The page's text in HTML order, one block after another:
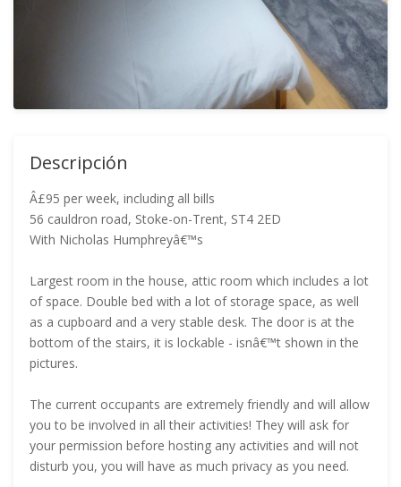
Descripción
Â£95 per week, including all bills
56 cauldron road, Stoke-on-Trent, ST4 2ED
With Nicholas Humphreyâ€™s
Largest room in the house, attic room which includes a lot
of space. Double bed with a lot of storage space, as well
as a cupboard and a very stable desk. The door is at the
bottom of the stairs, it is lockable - isnâ€™t shown in the
pictures.
The current occupants are extremely friendly and will allow
you to be involved in all their activities! They will ask for
your permission before hosting any activities and will not
disturb you, you will have as much privacy as you need.